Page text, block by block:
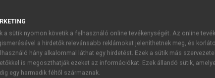
JELSZÓ
a sütik nyomon követik a felhasználó online tevékenységét. Az online
a hirdetők relevánsabb reklámokat jeleníthetnek meg, és
hány alkalommal láthat egy hirdetést. Ezek a sütik más
is megoszthatják ezeket az információkat. Ezek állandó sütik,
egy harmadik féltől származnak.